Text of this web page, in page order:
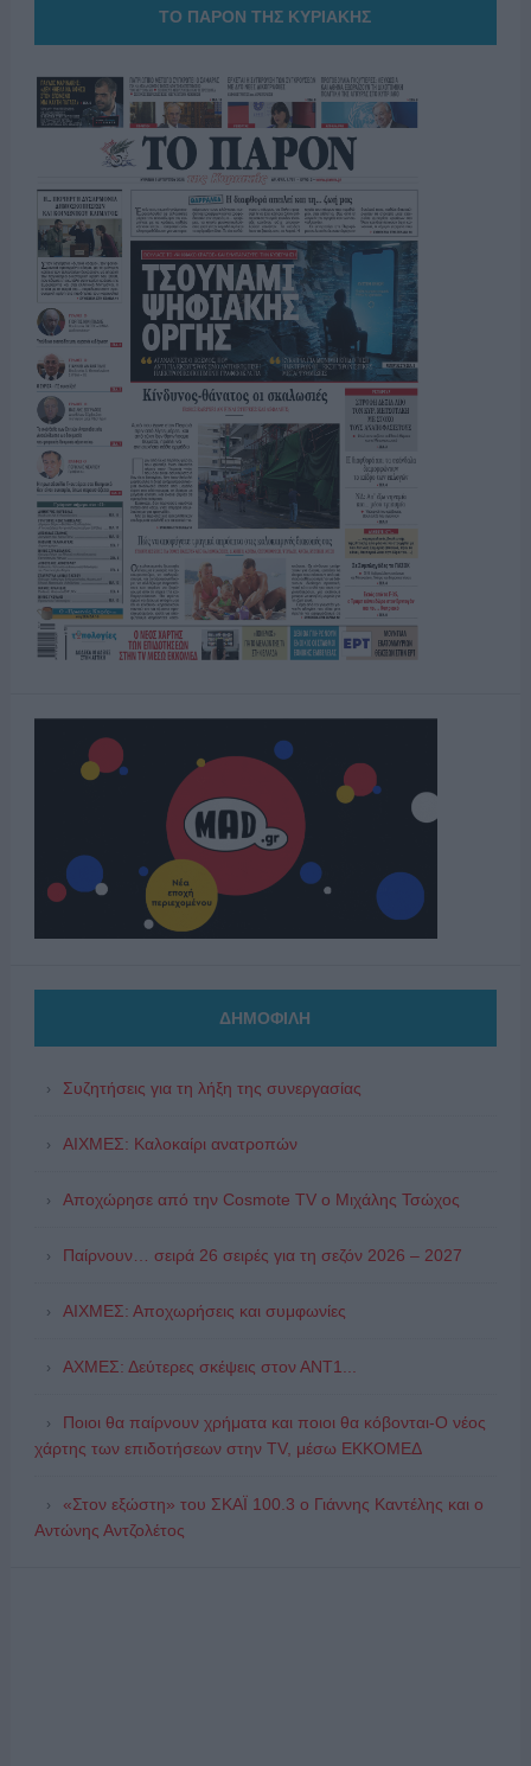
ΤΟ ΠΑΡΟΝ ΤΗΣ ΚΥΡΙΑΚΗΣ
ΔΗΜΟΦΙΛΗ
Συζητήσεις για τη λήξη της συνεργασίας
ΑΙΧΜΕΣ: Καλοκαίρι ανατροπών
Αποχώρησε από την Cosmote TV o Μιχάλης Τσώχος
Παίρνουν… σειρά 26 σειρές για τη σεζόν 2026 – 2027
ΑΙΧΜΕΣ: Αποχωρήσεις και συμφωνίες
ΑΧΜΕΣ: Δεύτερες σκέψεις στον ΑΝΤ1...
Ποιοι θα παίρνουν χρήματα και ποιοι θα κόβονται-Ο νέος
χάρτης των επιδοτήσεων στην TV, μέσω ΕΚΚΟΜΕΔ
«Στον εξώστη» του ΣΚΑΪ 100.3 ο Γιάννης Καντέλης και ο
Αντώνης Αντζολέτος